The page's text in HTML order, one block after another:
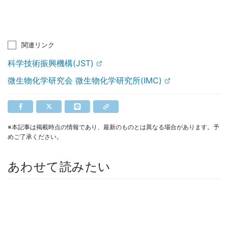
関連リンク
科学技術振興機構(JST)
微生物化学研究会 微生物化学研究所(IMC)
※本記事は掲載時点の情報であり、最新のものとは異なる場合があります。予
めご了承ください。
あわせて読みたい